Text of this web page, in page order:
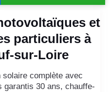
et
particuliers à
sur-Loire
solaire complète avec
garantis 30 ans, chauffe-